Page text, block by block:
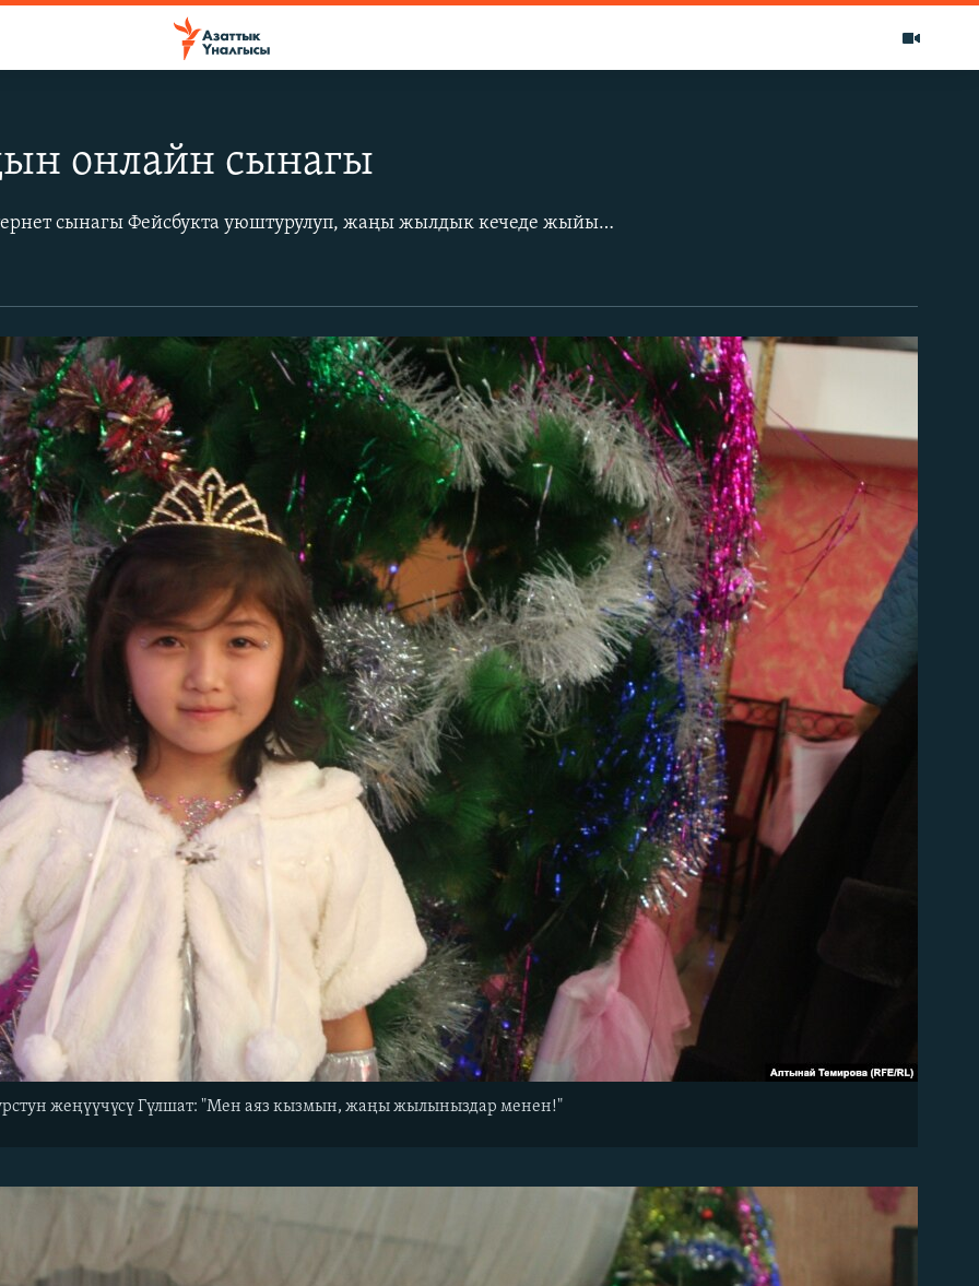
онлайн сынагы
Жаш акындардын интернет сынагы Фейсбукта уюштурулуп, жаңы жылдык кечеде жыйынтыкталды. Бул сынакты уюштурган "Кыргыз көчү" тобунун башындагы Асыран Айдаралиев өзү Финландияда жашайт. Кыргызстанда өткөн бул онлайн конкурс ийгиликтүү заманбап жаңылыктардан болду. Бул кечеде мындан мурдараак уюштурулган жаш сүрөтчүлөр сынагынын жеңүүчүлөрүнө да сыйлыктар тапшырылды.
жеңүүчүсү Гүлшат: "Мен аяз кызмын, жаңы жылыныздар менен!"